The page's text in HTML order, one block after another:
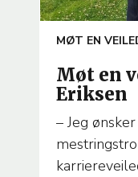
ARTICLE
MØT EN
Møt en
Eriksen
– Jeg